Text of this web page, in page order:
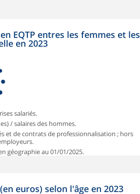
EQTP entres les femmes et les
en 2023
salariés.
/ salaires des hommes.
et de contrats de professionnalisation ; hors
géographie au 01/01/2025.
euros) selon l'âge en 2023